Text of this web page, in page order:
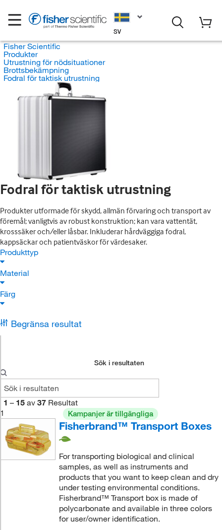
SV
Fisher Scientific
Produkter
Utrustning för nödsituationer
Brottsbekämpning
Fodral för taktisk utrustning
Fodral för taktisk utrustning
Produkter utformade för skydd, allmän förvaring och transport av
föremål; vanligtvis av robust konstruktion; kan vara vattentät,
krosssäker och/eller låsbar. Inkluderar hårdväggiga fodral,
kappsäckar och patientväskor för värdesaker.
Produkttyp
Material
Färg
Begränsa resultat
Sök i resultaten
1 – 15 av 37 Resultat
1
Kampanjer är tillgängliga
Fisherbrand™ Transport Boxes
For transporting biological and clinical
samples, as well as instruments and
products that you want to keep clean and dry
under testing environmental conditions.
Fisherbrand™ Transport box is made of
polycarbonate and available in three colors
for user/owner identification.